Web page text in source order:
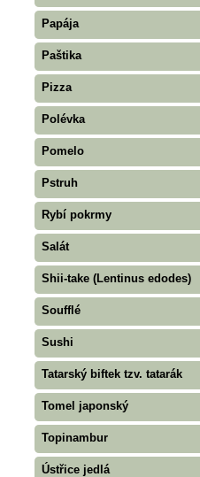
Papája
Paštika
Pizza
Polévka
Pomelo
Pstruh
Rybí pokrmy
Salát
Shii-take (Lentinus edodes)
Soufflé
Sushi
Tatarský biftek tzv. tatarák
Tomel japonský
Topinambur
Ústřice jedlá